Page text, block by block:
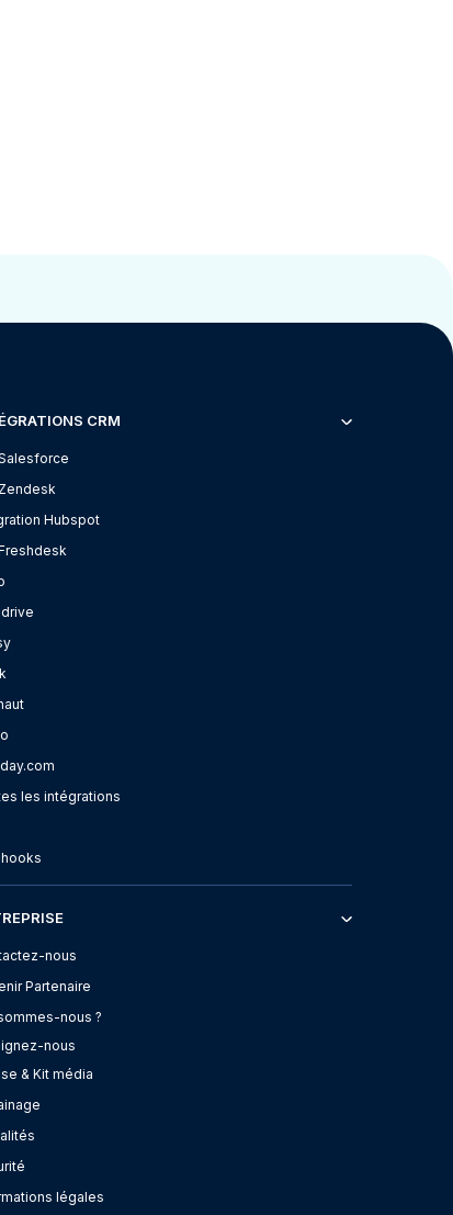
CRM
Hubspot
les intégrations
nous
Partenaire
nous ?
nous
& Kit média
légales